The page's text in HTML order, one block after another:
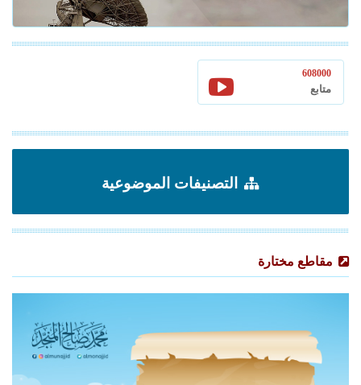
608000
متابع
التصنيفات الموضوعية
مقاطع مختارة